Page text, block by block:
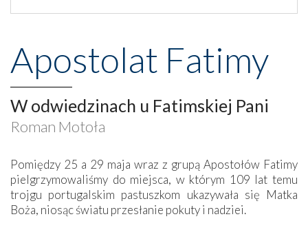
Apostolat Fatimy
W odwiedzinach u Fatimskiej Pani
Roman Motoła
Pomiędzy 25 a 29 maja wraz z grupą Apostołów Fatimy
pielgrzymowaliśmy do miejsca, w którym 109 lat temu
trojgu portugalskim pastuszkom ukazywała się Matka
Boża, niosąc światu przesłanie pokuty i nadziei.